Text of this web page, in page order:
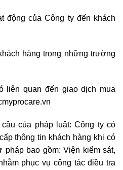
động của Công ty đến khách
hàng trong những trường
liên quan đến giao dịch mua
của pháp luật: Công ty có
thông tin khách hàng khi có
bao gồm: Viện kiểm sát,
phục vụ công tác điều tra